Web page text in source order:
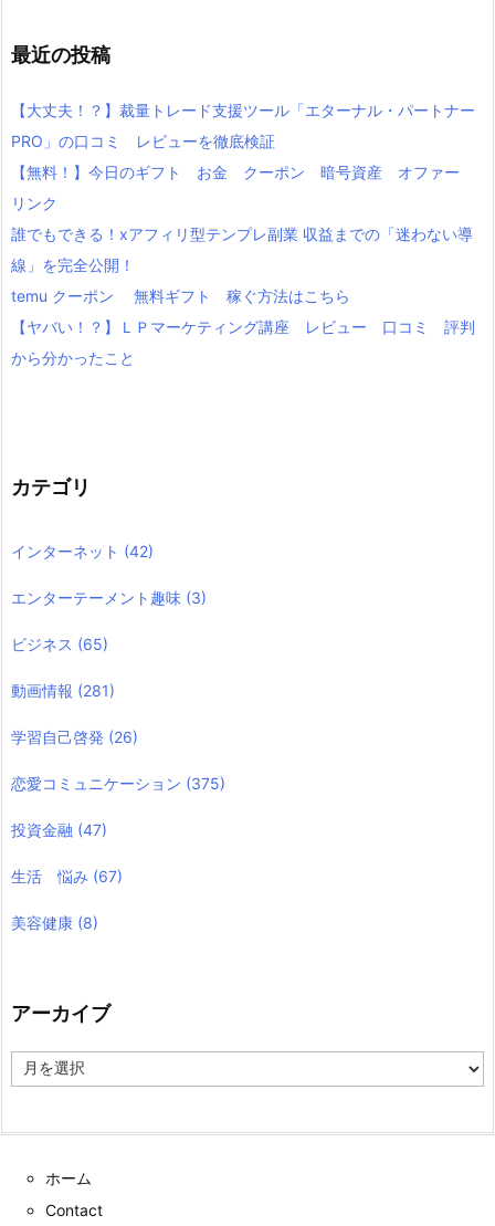
最近の投稿
【大丈夫！？】裁量トレード支援ツール「エターナル・パートナー
PRO」の口コミ レビューを徹底検証
【無料！】今日のギフト お金 クーポン 暗号資産 オファー
リンク
誰でもできる！xアフィリ型テンプレ副業 収益までの「迷わない導
線」を完全公開！
temu クーポン 無料ギフト 稼ぐ方法はこちら
【ヤバい！？】ＬＰマーケティング講座 レビュー 口コミ 評判
から分かったこと
カテゴリ
インターネット (42)
エンターテーメント趣味 (3)
ビジネス (65)
動画情報 (281)
学習自己啓発 (26)
恋愛コミュニケーション (375)
投資金融 (47)
生活 悩み (67)
美容健康 (8)
アーカイブ
ー
ホーム
Contact